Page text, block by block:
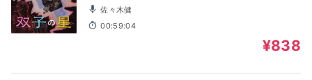
佐々木健
00:59:04
¥838